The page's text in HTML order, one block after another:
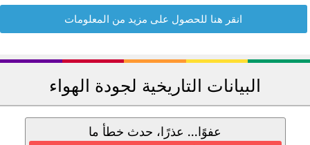
انقر هنا للحصول على مزيد من المعلومات
البيانات التاريخية لجودة الهواء
عفوًا... عذرًا، حدث خطأ ما